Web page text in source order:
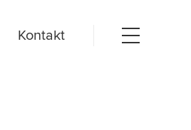
Kontakt
Open